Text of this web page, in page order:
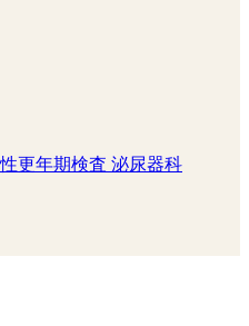
更年期検査 泌尿器科